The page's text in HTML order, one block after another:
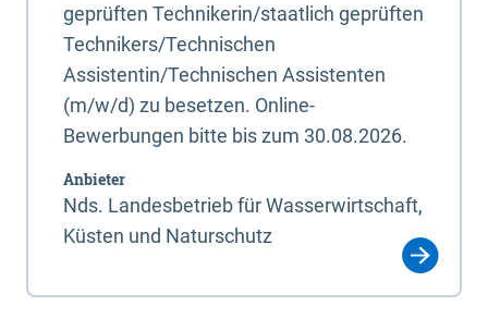
geprüften Technikerin/staatlich geprüften
Technikers/Technischen
Assistentin/Technischen Assistenten
(m/w/d) zu besetzen. Online-
Bewerbungen bitte bis zum 30.08.2026.
Anbieter
Nds. Landesbetrieb für Wasserwirtschaft,
Küsten und Naturschutz